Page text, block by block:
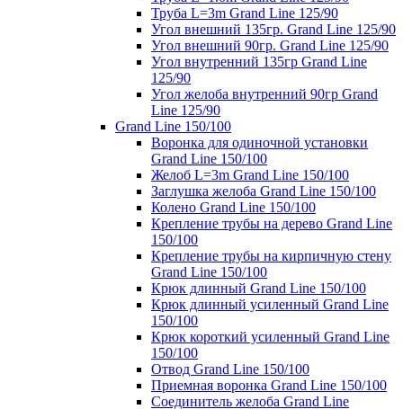
Труба L=3m Grand Line 125/90
Угол внешний 135гр. Grand Line 125/90
Угол внешний 90гр. Grand Line 125/90
Угол внутренний 135гр Grand Line
125/90
Угол желоба внутренний 90гр Grand
Line 125/90
Grand Line 150/100
Воронка для одиночной установки
Grand Line 150/100
Желоб L=3m Grand Line 150/100
Заглушка желоба Grand Line 150/100
Колено Grand Line 150/100
Крепление трубы на дерево Grand Line
150/100
Крепление трубы на кирпичную стену
Grand Line 150/100
Крюк длинный Grand Line 150/100
Крюк длинный усиленный Grand Line
150/100
Крюк короткий усиленный Grand Line
150/100
Отвод Grand Line 150/100
Приемная воронка Grand Line 150/100
Соединитель желоба Grand Line